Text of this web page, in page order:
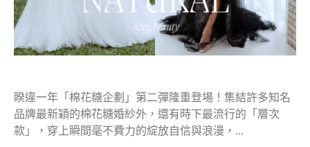
睽違一年「棉花糖企劃」第二彈隆重登場！集結許多知名
品牌最新穎的棉花糖婚紗外，還有時下最流行的「層次
款」，穿上瞬間毫不費力的綻放自信與浪漫，...